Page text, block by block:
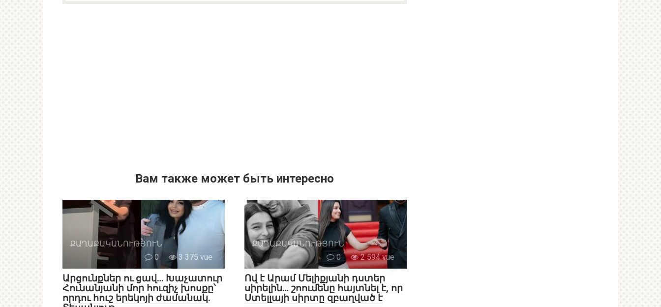
Вам также может быть интересно
ՔԱՂԱՔԱԿԱՆՈՒԹՅՈՒՆ
0
3 375 vue
Արցունքներ ու ցավ… Խաչատուր
Հունանյանի մոր հուզիչ խոսքը՝
որդու հուշ երեկոյի ժամանակ.
ՔԱՂԱՔԱԿԱՆՈՒԹՅՈՒՆ
0
2 594 vue
Ով է Արամ Մելիքյանի դստեր
սիրելին… շոումենը հայտնել է, որ
Ստելլայի սիրտը զբաղված է